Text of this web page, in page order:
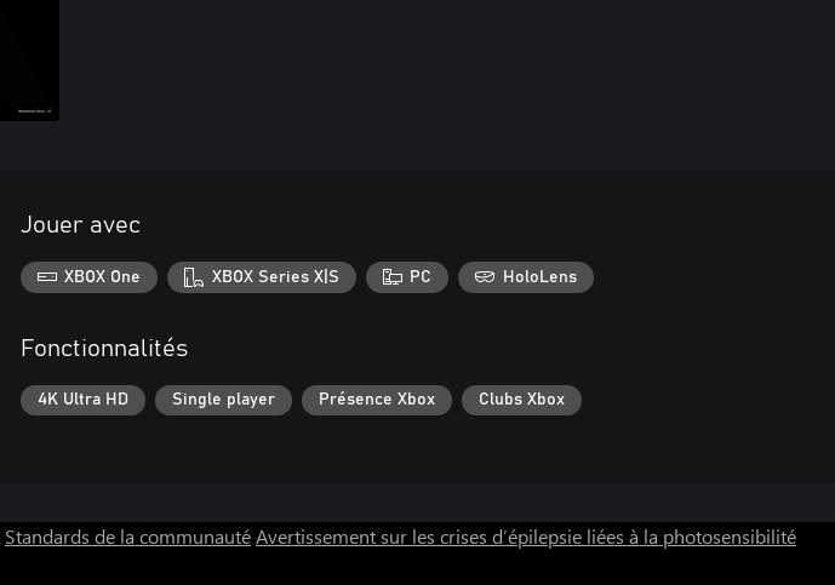
Jouer avec
XBOX One XBOX Series X|S PC HoloLens
Fonctionnalités
4K Ultra HD Single player Présence Xbox Clubs Xbox
Standards de la communautéAvertissement sur les crises d’épilepsie liées à la photosensibilité